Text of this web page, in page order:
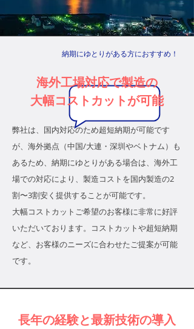
納期にゆとりがある方におすすめ！
海外工場対応で製造の
大幅コストカットが可能
弊社は、国内対応のため超短納期が可能です
が、海外拠点（中国/大連・深圳やベトナム）も
あるため、納期にゆとりがある場合は、海外工
場での対応により、製造コストを国内製造の2
割〜3割安く提供することが可能です。
大幅コストカットご希望のお客様に非常に好評
いただいております。​コストカットや超短納期
など、お客様のニーズに合わせたご提案が可能
です。
長年の経験と最新技術の導入